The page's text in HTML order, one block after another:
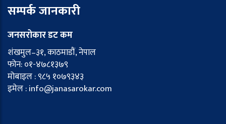
सम्पर्क जानकारी
जनसरोकार डट कम
शंखमुल–३१, काठमाडौं, नेपाल
फोन: ०१-४७८१३७९
मोबाइल : ९८५ १०७९३४३
इमेल : info@janasarokar.com